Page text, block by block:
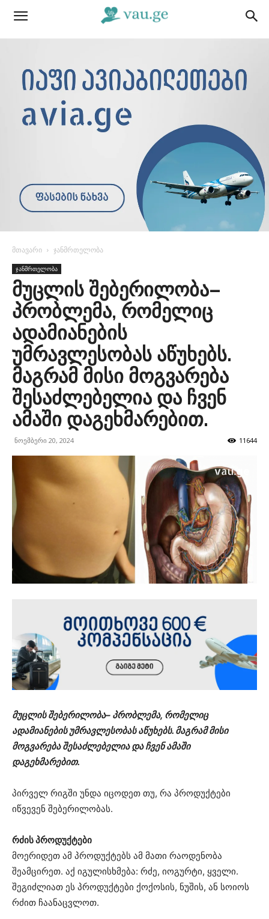
მთავარი ჯანმრთელობა
ჯანმრთელობა
მუცლის შებერილობა–
პრობლემა, რომელიც
ადამიანების
უმრავლესობას აწუხებს.
მაგრამ მისი მოგვარება
შესაძლებელია და ჩვენ
ამაში დაგეხმარებით.
ნოემბერი 20, 2024 11644
მუცლის შებერილობა– პრობლემა, რომელიც
ადამიანების უმრავლესობას აწუხებს. მაგრამ მისი
მოგვარება შესაძლებელია და ჩვენ ამაში
დაგეხმარებით.
პირველ რიგში უნდა იცოდეთ თუ, რა პროდუქტები
იწვევენ შებერილობას.
რძის პროდუქტები
მოერიდეთ ამ პროდუქტებს ამ მათი რაოდენობა
შეამცირეთ. აქ იგულისხმება: რძე, იოგურტი, ყველი.
შეგიძლიათ ეს პროდუქტები ქოქოსის, ნუშის, ან სოიოს
რძით ჩაანაცვლოთ.